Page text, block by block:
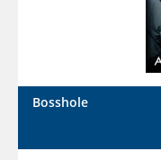
Bosshole